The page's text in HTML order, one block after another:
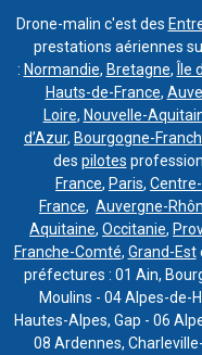
Drone-malin c'est des
prestations aériennes
: Normandie, Bretagne,Île
Hauts-de-France,
Loire, Nouvelle-
d’Azur, Bourgogne-
des pilotes
France, Paris,
France, Auvergne-
Aquitaine, Occitanie,
Franche-Comté, Grand-Est
préfectures : 01 Ain,
Moulins - 04 Alpes-de-
Hautes-Alpes, Gap - 06
08 Ardennes,